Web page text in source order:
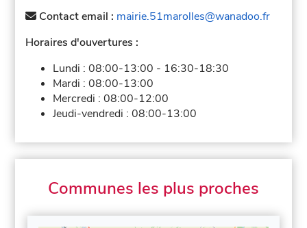
Contact email : mairie.51marolles@wanadoo.fr
Horaires d'ouvertures :
Lundi :08:00-13:00 - 16:30-18:30
Mardi :08:00-13:00
Mercredi :08:00-12:00
Jeudi-vendredi :08:00-13:00
Communes les plus proches